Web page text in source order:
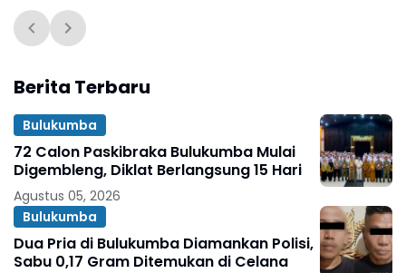
Berita Terbaru
Bulukumba
72 Calon Paskibraka Bulukumba Mulai
Digembleng, Diklat Berlangsung 15 Hari
Agustus 05, 2026
Bulukumba
Dua Pria di Bulukumba Diamankan Polisi,
Sabu 0,17 Gram Ditemukan di Celana